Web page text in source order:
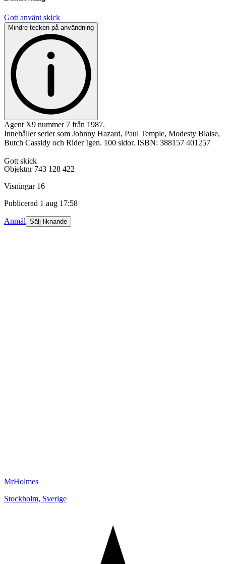
Gott använt skick
Mindre tecken på användning
Agent X9 nummer 7 från 1987.
Innehåller serier som Johnny Hazard, Paul Temple, Modesty Blaise,
Butch Cassidy och Rider Igen. 100 sidor. ISBN: 388157 401257
Gott skick
Objektnr 743 128 422
Visningar 16
Publicerad 1 aug 17:58
Anmäl Sälj liknande
MrHolmes
Stockholm, Sverige